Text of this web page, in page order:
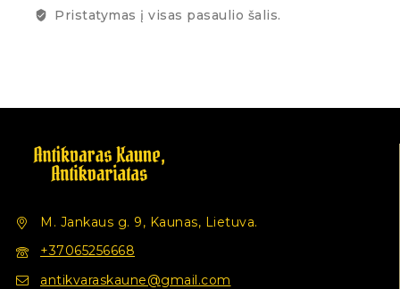
Pristatymas į visas pasaulio šalis.
M. Jankaus g. 9, Kaunas, Lietuva.
+37065256668
antikvaraskaune@gmail.com